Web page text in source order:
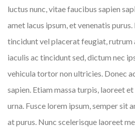
luctus nunc, vitae faucibus sapien
amet lacus ipsum, et venenatis
tincidunt vel placerat feugiat, rutrum
iaculis ac tincidunt sed, dictum nec
vehicula tortor non ultricies. Donec
sapien. Etiam massa turpis, laoreet
urna. Fusce lorem ipsum, semper sit
at purus. Nunc scelerisque laoreet